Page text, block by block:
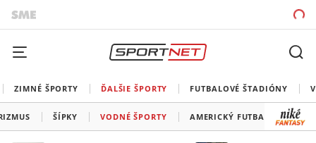
ZIMNÉ ŠPORTY ĎALŠIE ŠPORTY FUTBALOVÉ ŠTADIÓNY
ŠÍPKY VODNÉ ŠPORTY AMERICKÝ FUTBAL